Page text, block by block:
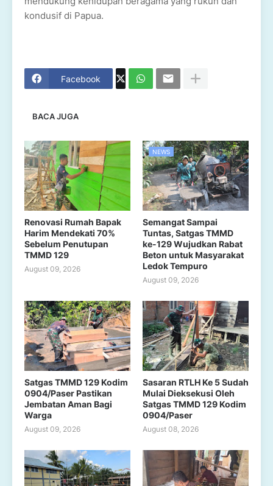
kondusif di Papua.
Facebook
BACA JUGA
Renovasi Rumah Bapak
Harim Mendekati 70%
Sebelum Penutupan
TMMD 129
August 09, 2026
NEWS
Semangat Sampai
Tuntas, Satgas TMMD
ke-129 Wujudkan Rabat
Beton untuk Masyarakat
Ledok Tempuro
August 09, 2026
Satgas TMMD 129 Kodim
0904/Paser Pastikan
Jembatan Aman Bagi
Warga
August 09, 2026
Sasaran RTLH Ke 5 Sudah
Mulai Dieksekusi Oleh
Satgas TMMD 129 Kodim
0904/Paser
August 08, 2026